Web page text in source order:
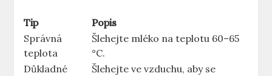
Tip
Popis
Správná
⁤teplota
Šlehejte mléko⁤ na teplotu 60–65⁢
°C.
Důkladné
Šlehejte ve ​vzduchu, aby⁣ se